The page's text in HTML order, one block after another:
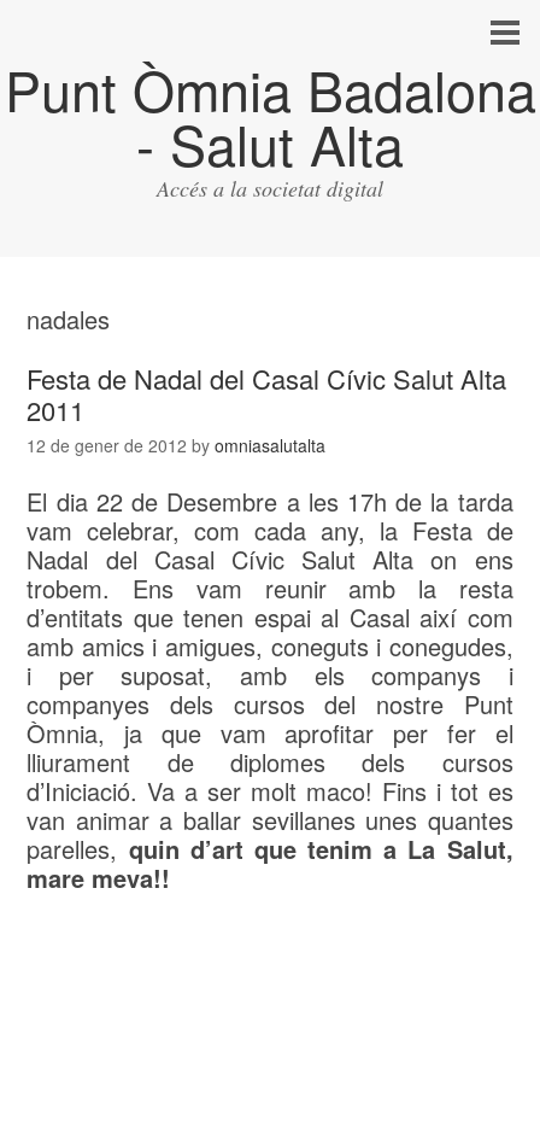
Punt Òmnia Badalona
- Salut Alta
Accés a la societat digital
nadales
Festa de Nadal del Casal Cívic Salut Alta
2011
12 de gener de 2012 byomniasalutalta
El dia 22 de Desembre a les 17h de la tarda
vam celebrar, com cada any, la Festa de
Nadal del Casal Cívic Salut Alta on ens
trobem. Ens vam reunir amb la resta
d’entitats que tenen espai al Casal així com
amb amics i amigues, coneguts i conegudes,
i per suposat, amb els companys i
companyes dels cursos del nostre Punt
Òmnia, ja que vam aprofitar per fer el
lliurament de diplomes dels cursos
d’Iniciació. Va a ser molt maco! Fins i tot es
van animar a ballar sevillanes unes quantes
parelles, quin d’art que tenim a La Salut,
mare meva!!